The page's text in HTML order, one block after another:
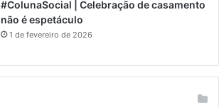
#ColunaSocial | Celebração de casamento
não é espetáculo
1 de fevereiro de 2026